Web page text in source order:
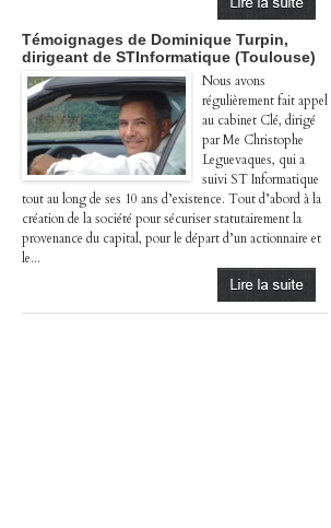
Témoignages de Dominique Turpin,
dirigeant de STInformatique (Toulouse)
Nous avons
régulièrement fait appel
au cabinet Clé, dirigé
par Me Christophe
Leguevaques, qui a
suivi ST Informatique
tout au long de ses 10 ans d’existence. Tout d’abord à la
création de la société pour sécuriser statutairement la
provenance du capital, pour le départ d’un actionnaire et
le...